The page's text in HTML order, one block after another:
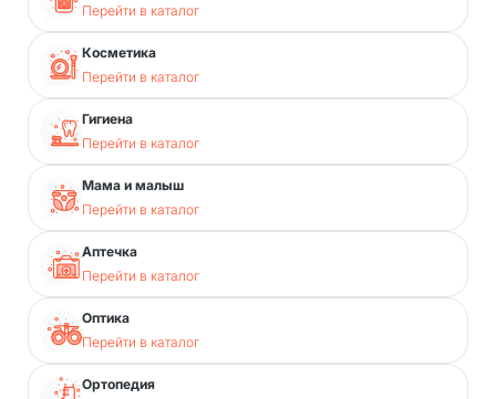
Перейти в каталог
Косметика
Перейти в каталог
Гигиена
Перейти в каталог
Мама и малыш
Перейти в каталог
Аптечка
Перейти в каталог
Оптика
Перейти в каталог
Ортопедия